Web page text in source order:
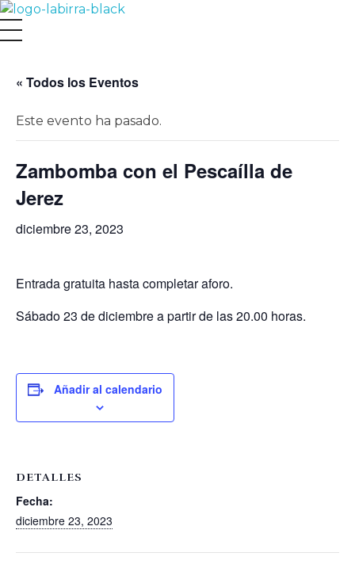
La Birra Jerez
« Todos los Eventos
Este evento ha pasado.
Zambomba con el Pescaílla de
Jerez
diciembre 23, 2023
Entrada gratuita hasta completar aforo.
Sábado 23 de diciembre a partir de las 20.00 horas.
Añadir al calendario
DETALLES
Fecha:
diciembre 23, 2023